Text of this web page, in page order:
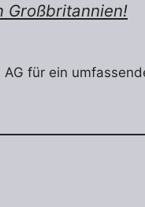
Großbritannien!
für ein